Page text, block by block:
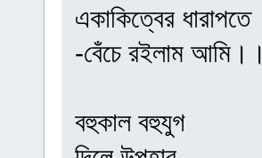
একাকিত্বের ধারাপতে
-বেঁচে রইলাম আমি।।
বহুকাল বহুযুগ